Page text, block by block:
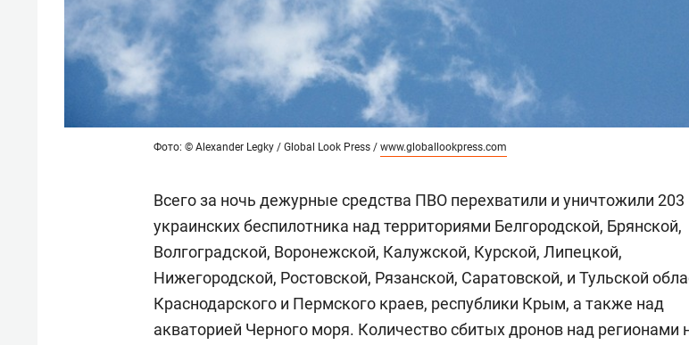
Фото: © Alexander Legky / Global Look Press / www.globallookpress.com
Всего за ночь дежурные средства ПВО перехватили и уничтожили 203
украинских беспилотника над территориями Белгородской, Брянской,
Волгоградской, Воронежской, Калужской, Курской, Липецкой,
Нижегородской, Ростовской, Рязанской, Саратовской, и Тульской
Краснодарского и Пермского краев, республики Крым, а также над
акваторией Черного моря. Количество сбитых дронов над регионами